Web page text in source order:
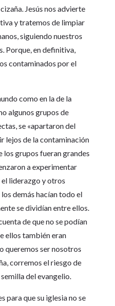
Jesús nos advierte
y tratemos de limpiar
siguiendo nuestros
Porque, en definitiva,
contaminados por el
como en la de la
algunos grupos de
se «apartaron del
lejos de la contaminación
grupos fueran grandes
a experimentar
el liderazgo y otros
demás hacían todo el
se dividían entre ellos.
de que no se podían
ellos también eran
queremos ser nosotros
corremos el riesgo de
del evangelio.
para que su iglesia no se